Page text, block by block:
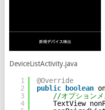
DeviceListActivity.java
1
2
3
4
@Override
public
boolean
//オプションメ
TextView